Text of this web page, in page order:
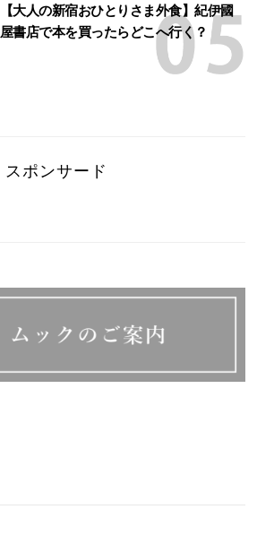
【大人の新宿おひとりさま外食】紀伊國
屋書店で本を買ったらどこへ行く？
スポンサード